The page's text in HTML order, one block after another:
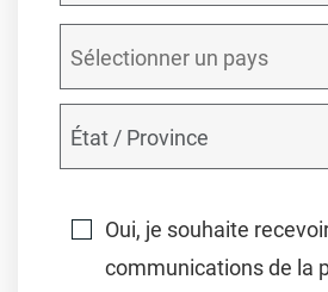
Oui, je souhaite
communications de la